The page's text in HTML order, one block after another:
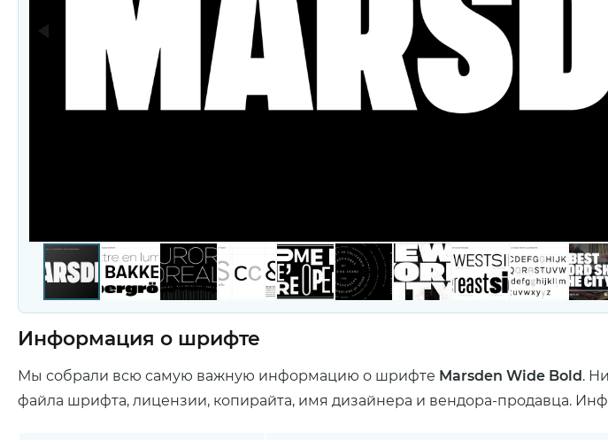
Информация о шрифте
Мы собрали всю самую важную информацию о шрифте Marsden Wide Bold.
файла шрифта, лицензии, копирайта, имя дизайнера и вендора-продавца.